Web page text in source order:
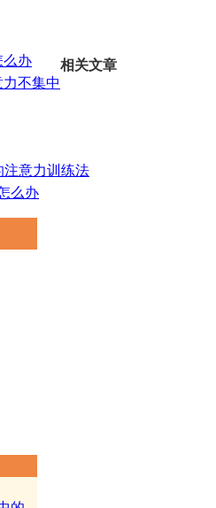
么办
不集中
相关文章
注意力训练法
么办